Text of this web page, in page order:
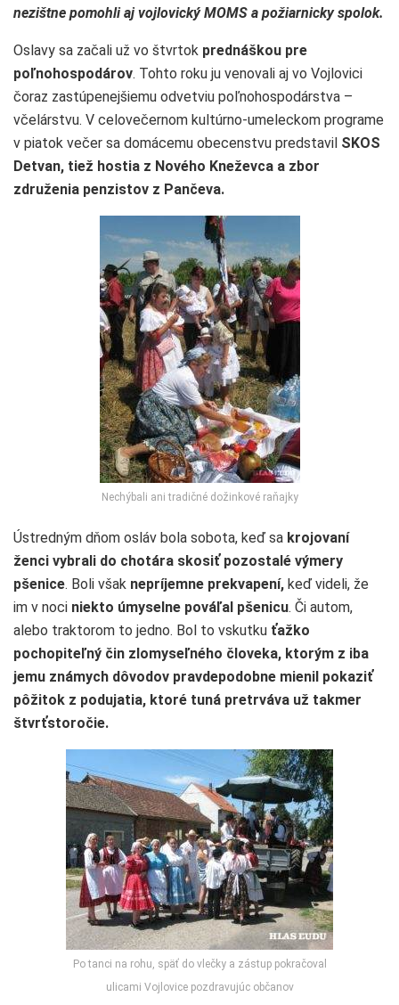
nezištne pomohli aj vojlovický MOMS a požiarnicky spolok.
Oslavy sa začali už vo štvrtok prednáškou pre
poľnohospodárov. Tohto roku ju venovali aj vo Vojlovici
čoraz zastúpenejšiemu odvetviu poľnohospodárstva –
včelárstvu. V celovečernom kultúrno-umeleckom programe
v piatok večer sa domácemu obecenstvu predstavil SKOS
Detvan, tiež hostia z Nového Kneževca a zbor
združenia penzistov z Pančeva.
Nechýbali ani tradičné dožinkové raňajky
Ústredným dňom osláv bola sobota, keď sa krojovaní
ženci vybrali do chotára skosiť pozostalé výmery
pšenice. Boli však nepríjemne prekvapení, keď videli, že
im v noci niekto úmyselne pováľal pšenicu. Či autom,
alebo traktorom to jedno. Bol to vskutku ťažko
pochopiteľný čin zlomyseľného človeka, ktorým z iba
jemu známych dôvodov pravdepodobne mienil pokaziť
pôžitok z podujatia, ktoré tuná pretrváva už takmer
štvrťstoročie.
Po tanci na rohu, späť do vlečky a zástup pokračoval
ulicami Vojlovice pozdravujúc občanov